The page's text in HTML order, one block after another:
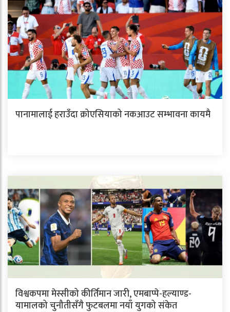
पानामालाई हराउँदा क्रोएसियाको नकआउट सम्भावना कायमै
विश्वकपमा मेस्सीको कीर्तिमान जारी, एमबाप्पे-हल्याण्ड-
यामालको चुनौतीसँगै फुटबलमा नयाँ युगको संकेत